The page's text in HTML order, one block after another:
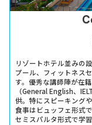
リゾートホテル並みの
プール、フィットネス
す。優秀な講師陣が在
（General English、
供。特にスピーキング
食事はビュッフェ形式
セミスパルタ形式で学